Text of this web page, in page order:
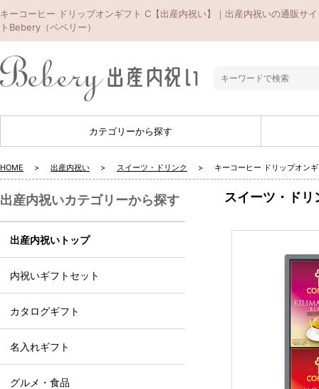
キーコーヒー ドリップオンギフト C【出産内祝い】｜出産内祝いの通販サイ
トBebery（ベベリー）
カテゴリーから探す
HOME 出産内祝い スイーツ・ドリンク キーコーヒー ドリップオン
スイーツ・ドリ
出産内祝いカテゴリーから探す
出産内祝いトップ
内祝いギフトセット
カタログギフト
名入れギフト
グルメ・食品